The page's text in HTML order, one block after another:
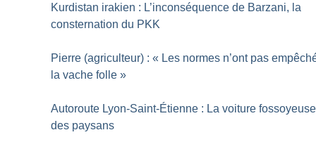
Kurdistan irakien : L’inconséquence de Barzani, la
consternation du PKK
Pierre (agriculteur) : « Les normes n’ont pas
la vache folle »
Autoroute Lyon-Saint-Étienne : La voiture fossoyeuse
des paysans